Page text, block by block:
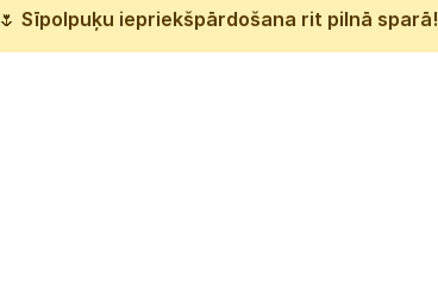
🌷 Sīpolpuķu iepriekšpārdošana rit pilnā sparā!